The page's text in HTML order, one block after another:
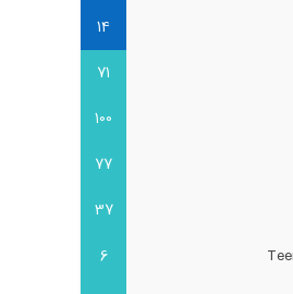
14
71
100
77
37
6